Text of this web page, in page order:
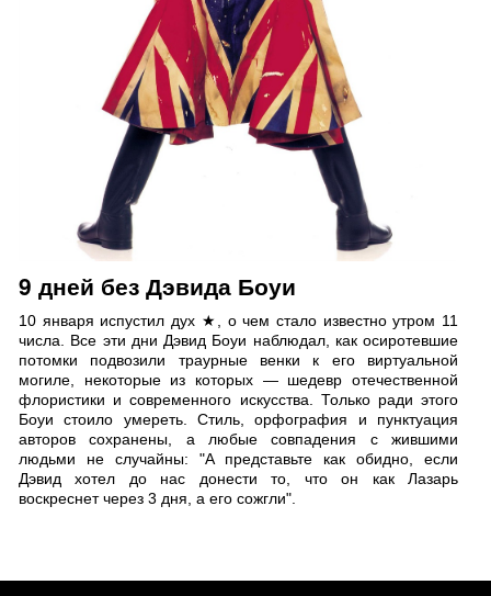
9 дней без Дэвида Боуи
10 января испустил дух ★, о чем стало известно утром 11
числа. Все эти дни Дэвид Боуи наблюдал, как осиротевшие
потомки подвозили траурные венки к его виртуальной
могиле, некоторые из которых — шедевр отечественной
флористики и современного искусства. Только ради этого
Боуи стоило умереть. Стиль, орфография и пунктуация
авторов сохранены, а любые совпадения с жившими
людьми не случайны: "А представьте как обидно, если
Дэвид хотел до нас донести то, что он как Лазарь
воскреснет через 3 дня, а его сожгли".